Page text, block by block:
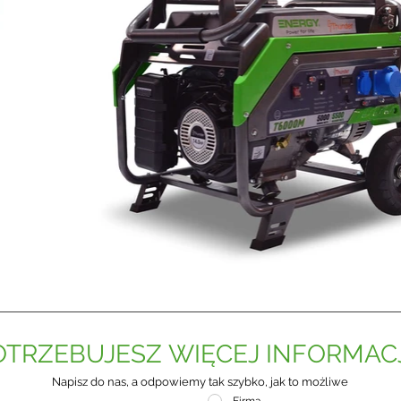
WIĘCEJ
Napisz do nas, a odpowiemy tak szybko, jak to możliwe